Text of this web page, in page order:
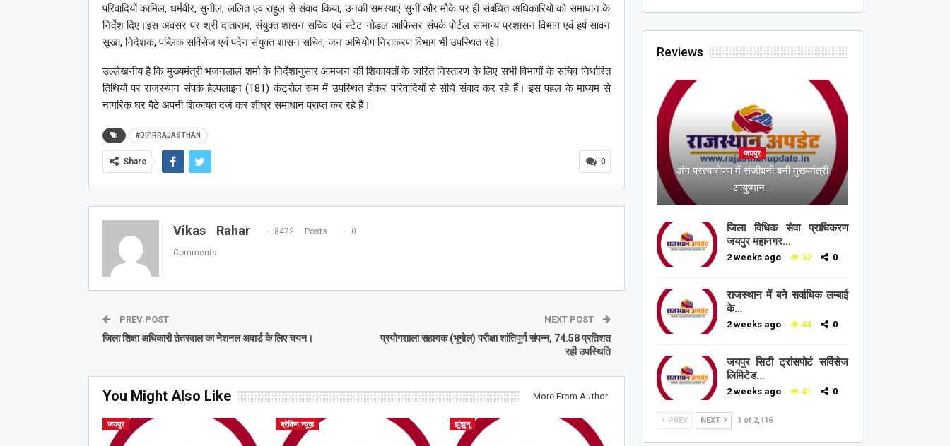
परिवादियों कामिल, धर्मवीर, सुनील, ललित एवं राहुल से संवाद किया, उनकी समस्याएं सुनीं और मौके पर ही संबंधित अधिकारियों को समाधान के
निर्देश दिए।इस अवसर पर श्री दाताराम, संयुक्त शासन सचिव एवं स्टेट नोडल आफिसर संपर्क पोर्टल सामान्य प्रशासन विभाग एवं हर्ष सावन
सूखा, निदेशक, पब्लिक सर्विसेज एवं पदेन संयुक्त शासन सचिव, जन अभियोग निराकरण विभाग भी उपस्थित रहे l
उल्लेखनीय है कि मुख्यमंत्री भजनलाल शर्मा के निर्देशानुसार आमजन की शिकायतों के त्वरित निस्तारण के लिए सभी विभागों के सचिव निर्धारित
तिथियों पर राजस्थान संपर्क हेल्पलाइन (181) कंट्रोल रूम में उपस्थित होकर परिवादियों से सीधे संवाद कर रहे हैं। इस पहल के माध्यम से
नागरिक घर बैठे अपनी शिकायत दर्ज कर शीघ्र समाधान प्राप्त कर रहे हैं।
#DIPRRAJASTHAN
0
Share
Vikas Rahar 8472 Posts 0
Comments
PREV POST
जिला शिक्षा अधिकारी तेतरवाल का नेशनल अवार्ड के लिए चयन।
NEXT POST
प्रयोगशाला सहायक (भूगोल) परीक्षा शांतिपूर्ण संपन्न, 74.58 प्रतिशत
रही उपस्थिति
You Might Also Like More From Author
जयपुर ब्रेकिंग न्यूज़ झुंझुनू
Reviews
जयपुर
अंग प्रत्यारोपण में संजीवनी बनी मुख्यमंत्री
आयुष्मान…
जिला विधिक सेवा प्राधिकरण
जयपुर महानगर…
2 weeks ago 32 0
राजस्थान में बने सर्वाधिक लम्बाई
के…
2 weeks ago 44 0
जयपुर सिटी ट्रांसपोर्ट सर्विसेज
लिमिटेड…
2 weeks ago 41 0
PREV NEXT 1 of 2,116